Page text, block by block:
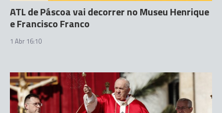
ATL de Páscoa vai decorrer no Museu Henrique
e Francisco Franco
1 Abr 16:10